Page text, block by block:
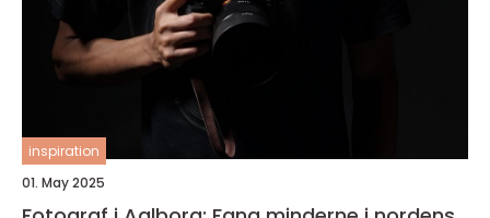
inspiration
01. May 2025